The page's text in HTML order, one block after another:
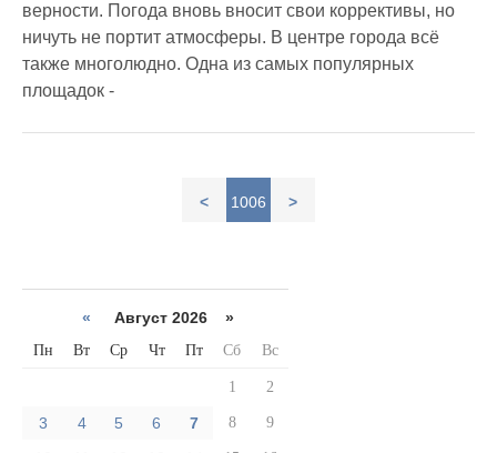
верности. Погода вновь вносит свои коррективы, но
ничуть не портит атмосферы. В центре города всё
также многолюдно. Одна из самых популярных
площадок -
< 1006 >
« Август 2026 »
Пн Вт Ср Чт Пт Сб Вс
1 2
3 4 5 6 7 8 9